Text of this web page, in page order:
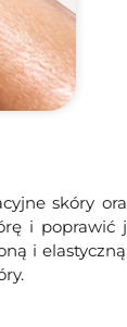
skóry
i poprawić
i